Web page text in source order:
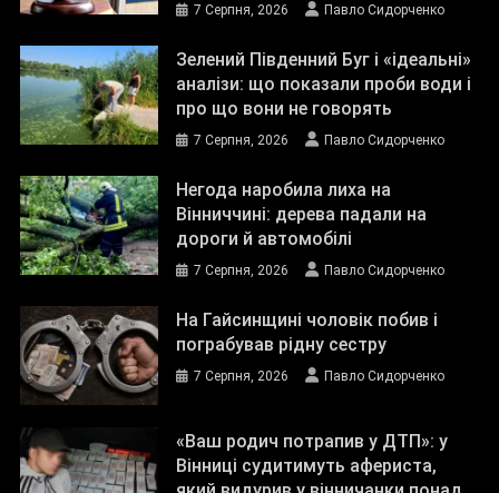
7 Серпня, 2026 Павло Сидорченко
Зелений Південний Буг і «ідеальні»
аналізи: що показали проби води і
про що вони не говорять
7 Серпня, 2026 Павло Сидорченко
Негода наробила лиха на
Вінниччині: дерева падали на
дороги й автомобілі
7 Серпня, 2026 Павло Сидорченко
На Гайсинщині чоловік побив і
пограбував рідну сестру
7 Серпня, 2026 Павло Сидорченко
«Ваш родич потрапив у ДТП»: у
Вінниці судитимуть афериста,